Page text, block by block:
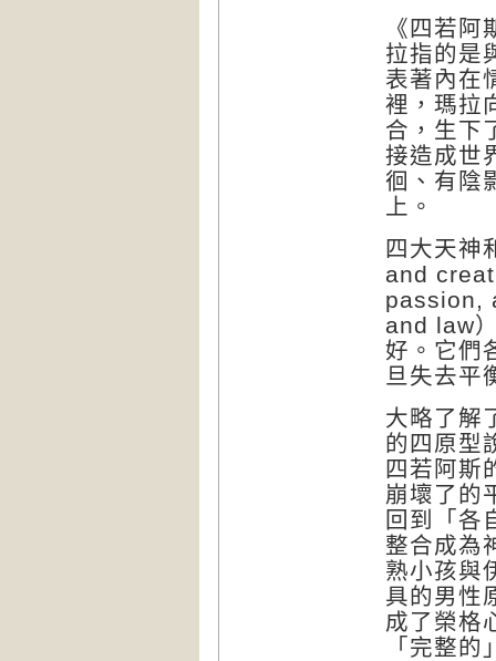
《四若
拉指的是
表著內在
裡，瑪拉
合，生下
接造成世
徊、有陰
上。
四大天神
and
passion,
and law
好。它們
旦失去平
大略了解
的四原型
四若阿斯
崩壞了的
回到「各
整合成為
熟小孩與
具的男性
成了榮格
「完整